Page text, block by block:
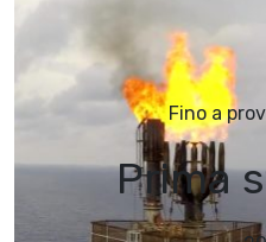
Fino a
Prima